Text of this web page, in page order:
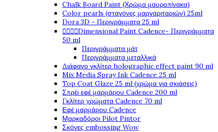
Chalk Board Paint (Χρώμα μαυροπίνακα)
Color pearls (σταγόνες μαργαριταριών) 25ml
Dora 3D - Περιγράμματα 25 ml
Dimensional Paint Cadence- Περιγράμματα
50 ml
Περιγράμματα μάτ
Περιγράμματα μεταλλικά
Διάφανο γκλίτερ holographic effect paint 90 ml
Mix Media Spray Ink Cadence 25 ml
Top Coat Glaze 25 ml (χρώμα για σκιάσεις)
Σπρέι εφέ μαρμάρου Cadence 200 ml
Γκλίτερ χρώματα Cadence 70 ml
Εφέ μαρμάρου Cadence
Μαρκαδόροι Pilot Pintor
Σκόνες embossing Wow